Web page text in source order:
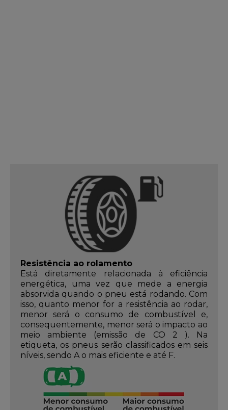
Resistência ao rolamento
Está diretamente relacionada à eficiência
energética, uma vez que mede a energia
absorvida quando o pneu está rodando. Com
isso, quanto menor for a resistência ao rodar,
menor será o consumo de combustível e,
consequentemente, menor será o impacto ao
meio ambiente (emissão de CO 2 ). Na
etiqueta, os pneus serão classificados em seis
níveis, sendo A o mais eficiente e até F.